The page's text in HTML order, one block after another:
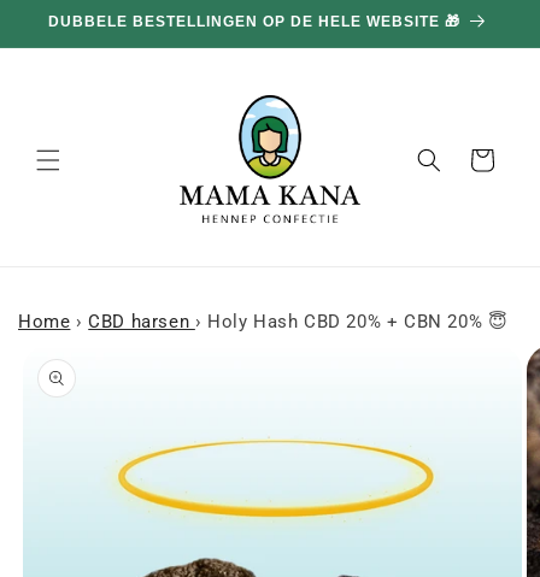
doorgaan
naar
DUBBELE BESTELLINGEN OP DE HELE WEBSITE 🎁
Mand
Home › CBD harsen › Holy Hash CBD 20% + CBN 20% 😇
naar